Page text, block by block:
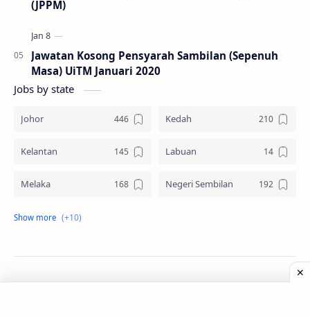
(JPPM)
Jawatan Kosong Pensyarah Sambilan (Sepenuh
Masa) UiTM Januari 2020
Jobs by state
Johor Kedah
Kelantan Labuan
Melaka Negeri Sembilan
Pahang
Pulau Pinang Sabah